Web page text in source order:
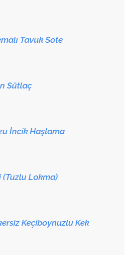
Tavuk Sote
Sütlaç
İncik Haşlama
(Tuzlu Lokma)
Keçiboynuzlu Kek